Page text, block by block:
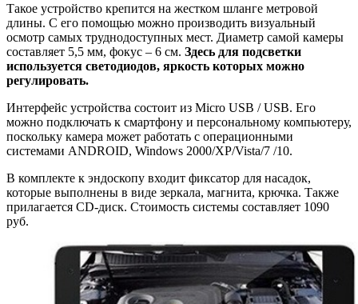
Такое устройство крепится на жестком шланге метровой
длины. С его помощью можно производить визуальный
осмотр самых труднодоступных мест. Диаметр самой камеры
составляет 5,5 мм, фокус – 6 см. Здесь для подсветки
используется светодиодов, яркость которых можно
регулировать.
Интерфейс устройства состоит из Micro USB / USB. Его
можно подключать к смартфону и персональному компьютеру,
поскольку камера может работать с операционными
системами ANDROID, Windows 2000/XP/Vista/7 /10.
В комплекте к эндоскопу входит фиксатор для насадок,
которые выполнены в виде зеркала, магнита, крючка. Также
прилагается CD-диск. Стоимость системы составляет 1090
руб.